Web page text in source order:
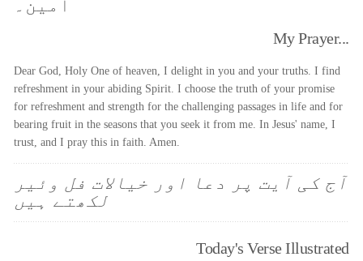
آمین۔
My Prayer...
Dear God, Holy One of heaven, I delight in you and your truths. I find
refreshment in your abiding Spirit. I choose the truth of your promise
for refreshment and strength for the challenging passages in life and for
bearing fruit in the seasons that you seek it from me. In Jesus' name, I
trust, and I pray this in faith. Amen.
آج کی آیت پر دعا اور خیالات فل وئیر
لکھتے ہیں
Today's Verse Illustrated